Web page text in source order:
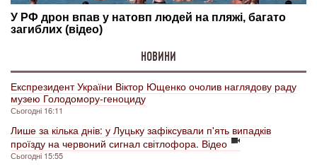
НОВИНИ
Експрезидент України Віктор Ющенко очолив наглядову раду
музею Голодомору-геноциду
Сьогодні 16:11
Лише за кілька днів: у Луцьку зафіксували п'ять випадків
проїзду на червоний сигнал світлофора. Відео
Сьогодні 15:55